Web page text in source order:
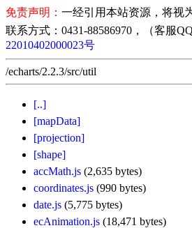
免责声明： 一经引用本站资源，将视
联系方式：0431-88586970，（客服
22010402000023号
/echarts/2.2.3/src/util
[..]
[mapData]
[projection]
[shape]
accMath.js (2,635 bytes)
coordinates.js (990 bytes)
date.js (5,775 bytes)
ecAnimation.js (18,471 bytes)